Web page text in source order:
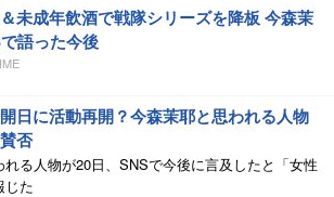
未成年飲酒で戦隊シリーズを降板 今森茉
語った今後
日に活動再開？今森茉耶と思われる人物
否
れる人物が20日、SNSで今後に言及したと「女性
じた